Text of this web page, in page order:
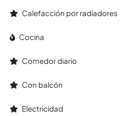
Calefacción por radiadores
Cocina
Comedor diario
Con balcón
Electricidad